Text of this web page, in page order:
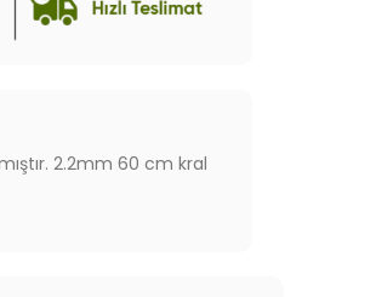
2.2mm 60 cm kral